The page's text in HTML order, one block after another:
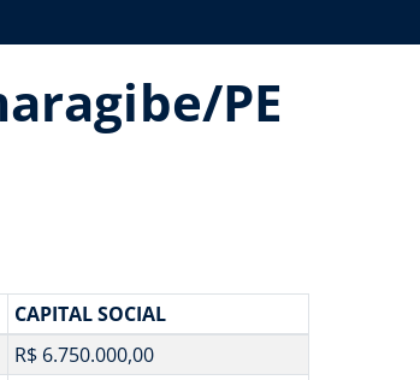
PE
CAPITAL SOCIAL
R$ 6.750.000,00